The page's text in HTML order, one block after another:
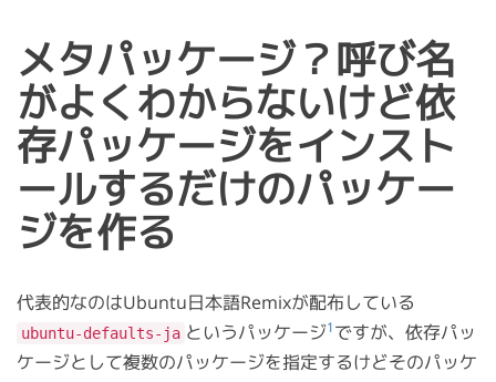
メタパッケージ？呼び名
がよくわからないけど依
存パッケージをインスト
ールするだけのパッケー
ジを作る
代表的なのはUbuntu日本語Remixが配布している
ubuntu-defaults-ja というパッケージ1 ですが、依存パッ
ケージとして複数のパッケージを指定するけどそのパッケ